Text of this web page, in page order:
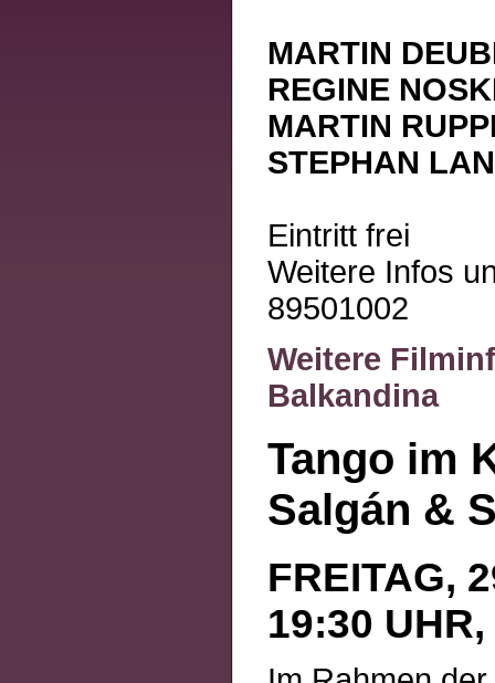
MARTIN
REGINE
MARTIN
STEPHAN
Eintritt frei
Weitere Infos
89501002
Weitere
Balkandina
Tango im
Salgán &
FREITAG,
19:30